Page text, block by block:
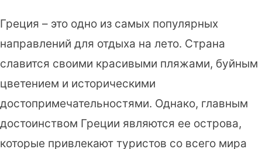
Греция – это одно из самых популярных
направлений для отдыха на лето. Страна
славится своими красивыми пляжами, буйным
цветением и историческими
достопримечательностями. Однако, главным
достоинством Греции являются ее острова,
которые привлекают туристов со всего мира